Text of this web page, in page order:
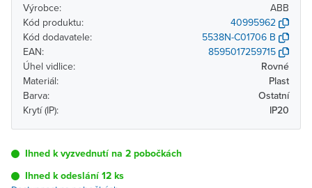
Výrobce:
ABB
Kód produktu:
40995962
Kód dodavatele:
5538N-C01706 B
EAN:
8595017259715
Úhel vidlice:
Rovné
Materiál:
Plast
Barva:
Ostatní
Krytí (IP):
IP20
Ihned k vyzvednutí na 2 pobočkách
Ihned k odeslání 12 ks